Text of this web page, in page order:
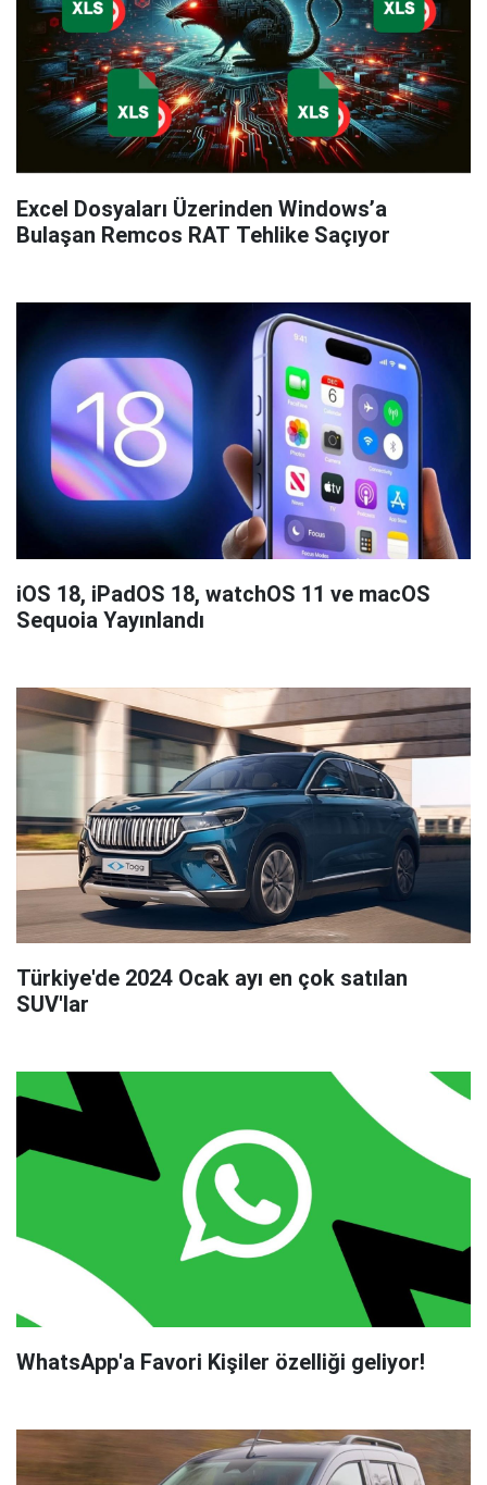
Excel Dosyaları Üzerinden Windows’a
Bulaşan Remcos RAT Tehlike Saçıyor
iOS 18, iPadOS 18, watchOS 11 ve macOS
Sequoia Yayınlandı
Türkiye'de 2024 Ocak ayı en çok satılan
SUV'lar
WhatsApp'a Favori Kişiler özelliği geliyor!